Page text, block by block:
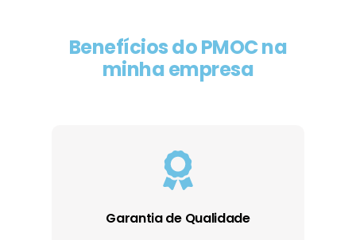
Benefícios do PMOC na
minha empresa
Garantia de Qualidade